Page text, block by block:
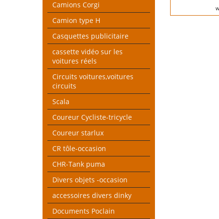
Camions Corgi
Camion type H
Casquettes publicitaire
cassette vidéo sur les
voitures réels
Circuits voitures,voitures
circuits
Scala
Coureur Cycliste-tricycle
Coureur starlux
CR tôle-occasion
CHR-Tank puma
Divers objets -occasion
accessoires divers dinky
Documents Poclain